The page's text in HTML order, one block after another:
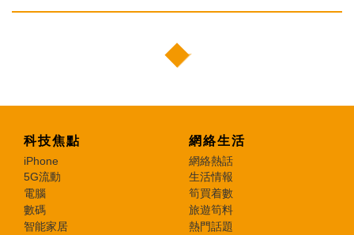
科技焦點
iPhone
5G流動
電腦
數碼
智能家居
網絡生活
網絡熱話
生活情報
筍買着數
旅遊筍料
熱門話題